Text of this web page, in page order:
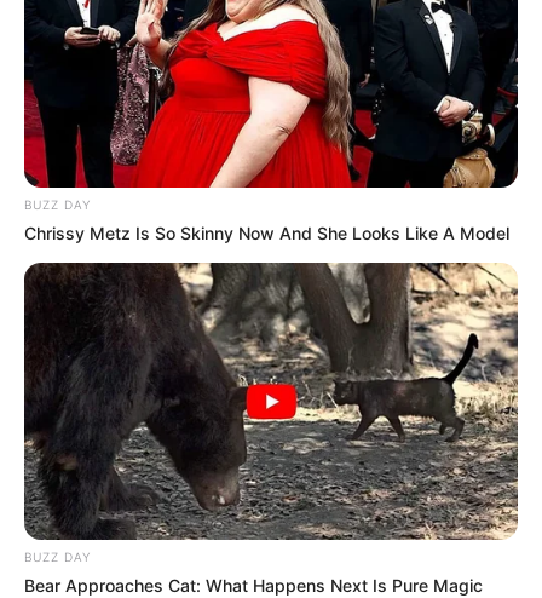
BUZZ DAY
Chrissy Metz Is So Skinny Now And She Looks Like A Model
BUZZ DAY
Bear Approaches Cat: What Happens Next Is Pure Magic